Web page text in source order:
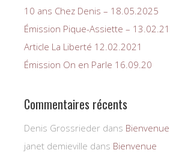
10 ans Chez Denis – 18.05.2025
Émission Pique-Assiette – 13.02.21
Article La Liberté 12.02.2021
Émission On en Parle 16.09.20
Commentaires récents
Denis Grossrieder dans Bienvenue
janet demieville dans Bienvenue